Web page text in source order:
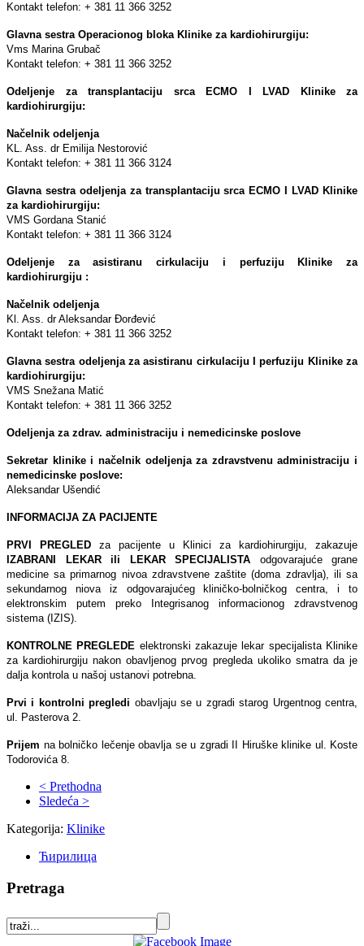
Kontakt telefon: + 381 11 366 3252
Glavna sestra Operacionog bloka Klinike za kardiohirurgiju:
Vms Marina Grubač
Kontakt telefon: + 381 11 366 3252
Odeljenje za transplantaciju srca ECMO I LVAD Klinike za
kardiohirurgiju:
Načelnik odeljenja
KL. Ass. dr Emilija Nestorović
Kontakt telefon: + 381 11 366 3124
Glavna sestra odeljenja za transplantaciju srca ECMO I LVAD Klinike
za kardiohirurgiju:
VMS Gordana Stanić
Kontakt telefon: + 381 11 366 3124
Odeljenje za asistiranu cirkulaciju i perfuziju Klinike za
kardiohirurgiju :
Načelnik odeljenja
Kl. Ass. dr Aleksandar Đorđević
Kontakt telefon: + 381 11 366 3252
Glavna sestra odeljenja za asistiranu cirkulaciju I perfuziju Klinike za
kardiohirurgiju:
VMS Snežana Matić
Kontakt telefon: + 381 11 366 3252
Odelјenja za zdrav. administraciju i nemedicinske poslove
Sekretar klinike i načelnik odeljenja za zdravstvenu administraciju i
nemedicinske poslove:
Aleksandar Ušendić
INFORMACIJA ZA PACIJENTE
PRVI PREGLED za pacijente u Klinici za kardiohirurgiju, zakazuje
IZABRANI LEKAR ili LEKAR SPECIJALISTA odgovarajuće grane
medicine sa primarnog nivoa zdravstvene zaštite (doma zdravlјa), ili sa
sekundarnog niova iz odgovarajućeg kliničko-bolničkog centra, i to
elektronskim putem preko Integrisanog informacionog zdravstvenog
sistema (IZIS).
KONTROLNE PREGLEDE elektronski zakazuje lekar specijalista Klinike
za kardiohirurgiju nakon obavlјenog prvog pregleda ukoliko smatra da je
dalјa kontrola u našoj ustanovi potrebna.
Prvi i kontrolni pregledi obavlјaju se u zgradi starog Urgentnog centra,
ul. Pasterova 2.
Prijem na bolničko lečenje obavlјa se u zgradi II Hiruške klinike ul. Koste
Todorovića 8.
< Prethodna
Sledeća >
Kategorija: Klinike
Ћирилица
Pretraga